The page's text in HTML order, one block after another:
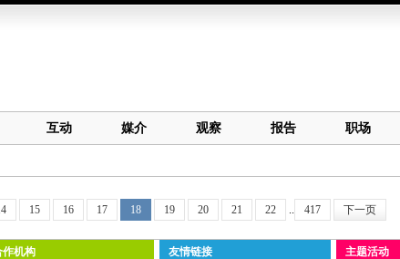
互动 媒介 观察 报告 职场
15 16 17 18 19 20 21 22 .. 417 下一页
作机构 友情链接
主题活动